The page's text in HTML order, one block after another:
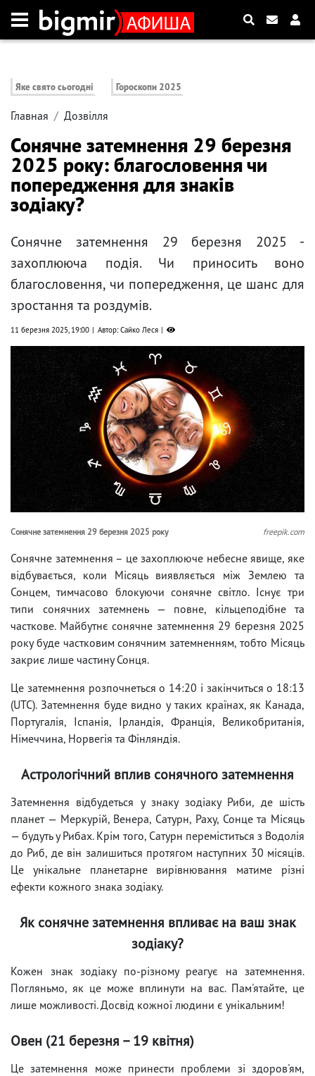
Яке свято сьогодні Гороскопи 2025
Главная Дозвілля
Сонячне затемнення 29 березня
2025 року: благословення чи
попередження для знаків
зодіаку?
Сонячне затемнення 29 березня 2025 -
захоплююча подія. Чи приносить воно
благословення, чи попередження, це шанс для
зростання та роздумів.
11 березня 2025, 19:00 Автор: Сайко Леся
Сонячне затемнення 29 березня 2025 року freepik.com
Сонячне затемнення – це захоплююче небесне явище, яке
відбувається, коли Місяць виявляється між Землею та
Сонцем, тимчасово блокуючи сонячне світло. Існує три
типи сонячних затемнень — повне, кільцеподібне та
часткове. Майбутнє сонячне затемнення 29 березня 2025
року буде частковим сонячним затемненням, тобто Місяць
закриє лише частину Сонця.
Це затемнення розпочнеться о 14:20 і закінчиться о 18:13
(UTC). Затемнення буде видно у таких країнах, як Канада,
Португалія, Іспанія, Ірландія, Франція, Великобританія,
Німеччина, Норвегія та Фінляндія.
Астрологічний вплив сонячного затемнення
Затемнення відбудеться у знаку зодіаку Риби, де шість
планет — Меркурій, Венера, Сатурн, Раху, Сонце та Місяць
— будуть у Рибах. Крім того, Сатурн переміститься з Водолія
до Риб, де він залишиться протягом наступних 30 місяців.
Це унікальне планетарне вирівнювання матиме різні
ефекти кожного знака зодіаку.
Як сонячне затемнення впливає на ваш знак
зодіаку?
Кожен знак зодіаку по-різному реагує на затемнення.
Погляньмо, як це може вплинути на вас. Пам'ятайте, це
лише можливості. Досвід кожної людини є унікальним!
Овен (21 березня – 19 квітня)
Це затемнення може принести проблеми зі здоров'ям,